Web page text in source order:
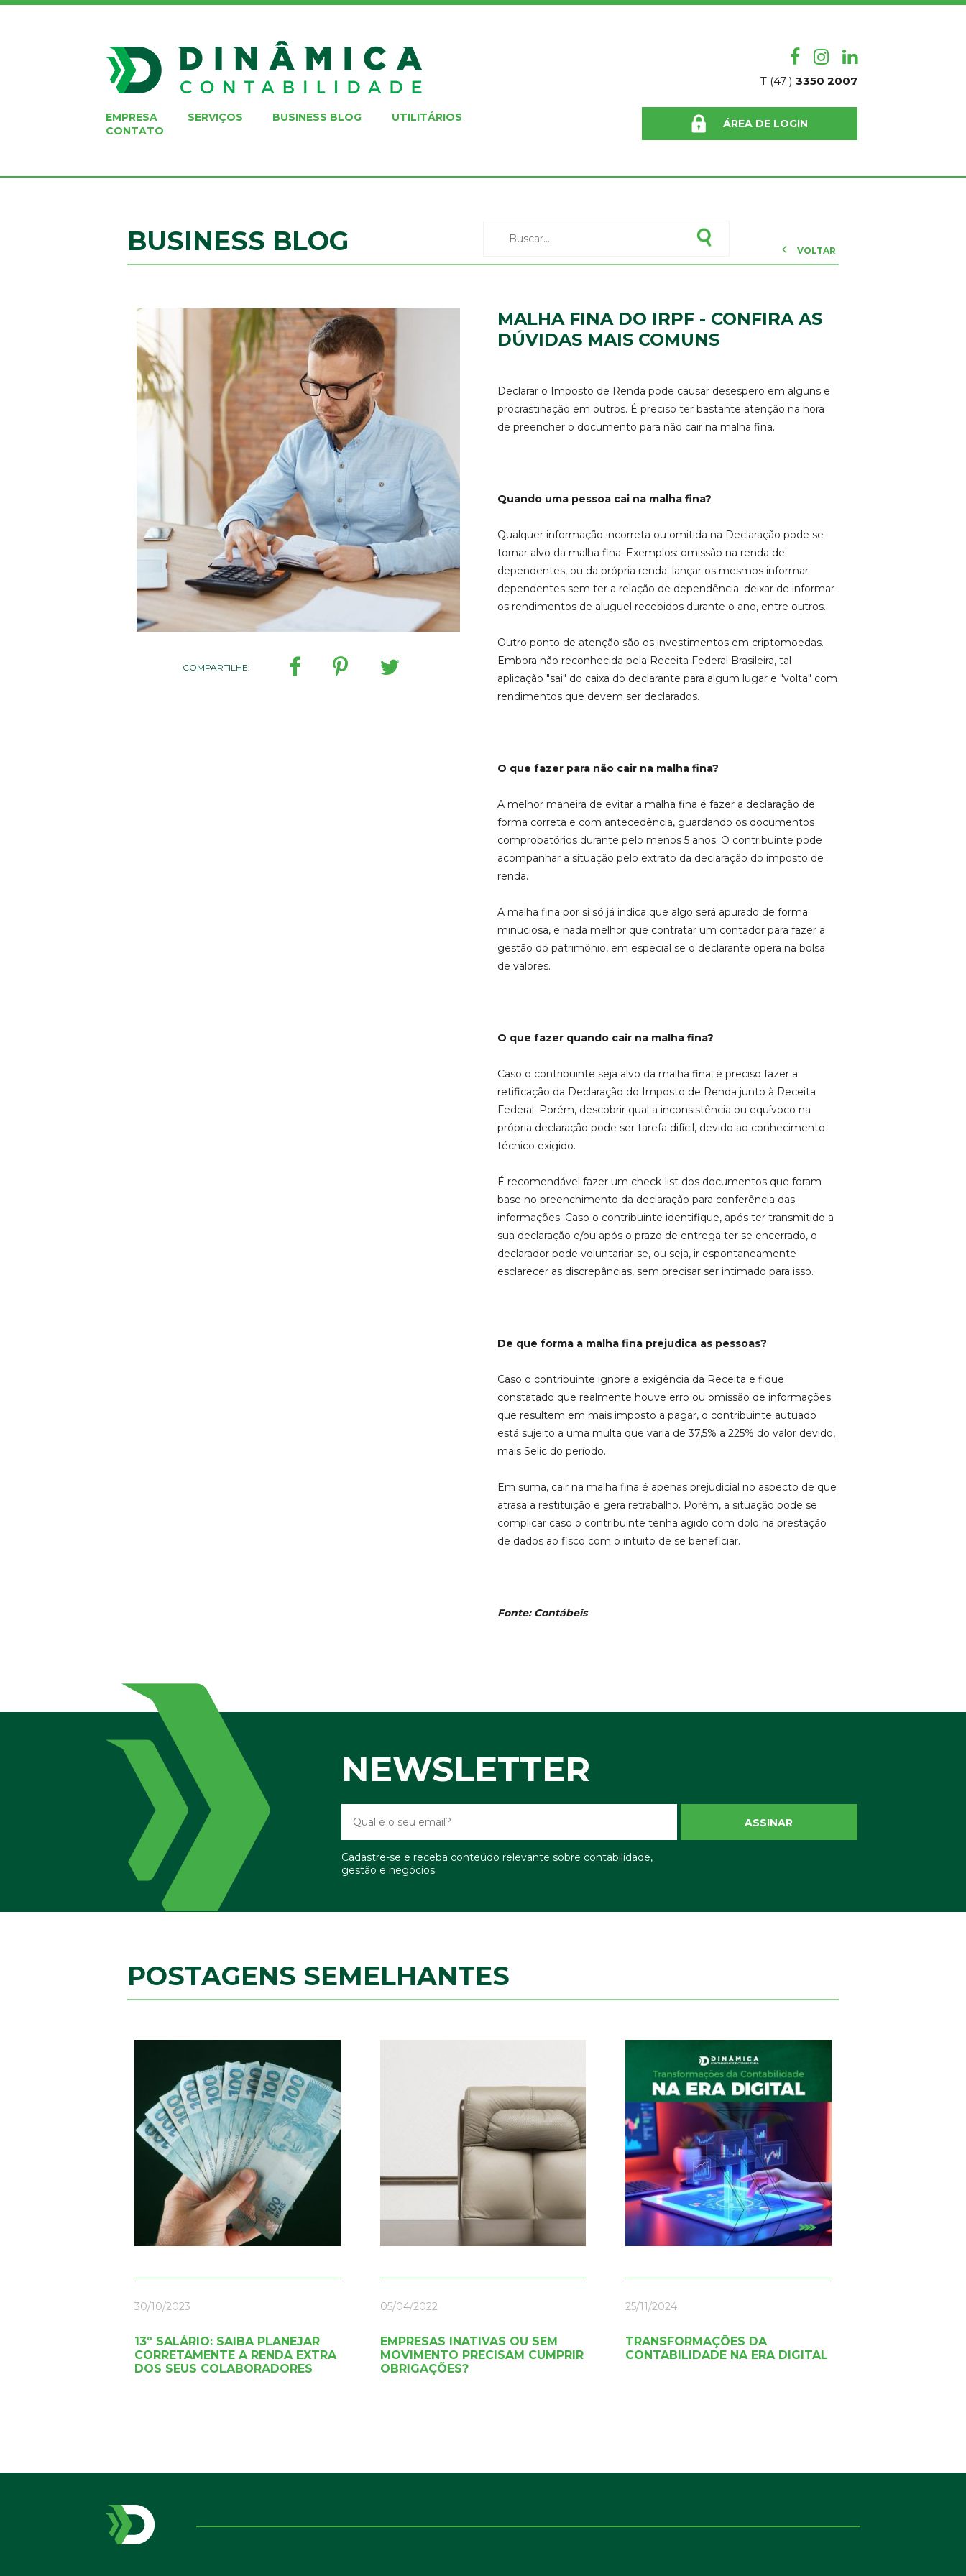
T (47 ) 3350 2007
EMPRESA SERVIÇOS BUSINESS BLOG
UTILITÁRIOS
CONTATO
ÁREA DE LOGIN
BUSINESS BLOG VOLTAR
COMPARTILHE:
MALHA FINA DO IRPF - CONFIRA AS
DÚVIDAS MAIS COMUNS
Declarar o Imposto de Renda pode causar desespero em alguns e
procrastinação em outros. É preciso ter bastante atenção na hora
de preencher o documento para não cair na malha fina.
Quando uma pessoa cai na malha fina?
Qualquer informação incorreta ou omitida na Declaração pode se
tornar alvo da malha fina. Exemplos: omissão na renda de
dependentes, ou da própria renda; lançar os mesmos informar
dependentes sem ter a relação de dependência; deixar de informar
os rendimentos de aluguel recebidos durante o ano, entre outros.
Outro ponto de atenção são os investimentos em criptomoedas.
Embora não reconhecida pela Receita Federal Brasileira, tal
aplicação "sai" do caixa do declarante para algum lugar e "volta" com
rendimentos que devem ser declarados.
O que fazer para não cair na malha fina?
A melhor maneira de evitar a malha fina é fazer a declaração de
forma correta e com antecedência, guardando os documentos
comprobatórios durante pelo menos 5 anos. O contribuinte pode
acompanhar a situação pelo extrato da declaração do imposto de
renda.
A malha fina por si só já indica que algo será apurado de forma
minuciosa, e nada melhor que contratar um contador para fazer a
gestão do patrimônio, em especial se o declarante opera na bolsa
de valores.
O que fazer quando cair na malha fina?
Caso o contribuinte seja alvo da malha fina, é preciso fazer a
retificação da Declaração do Imposto de Renda junto à Receita
Federal. Porém, descobrir qual a inconsistência ou equívoco na
própria declaração pode ser tarefa difícil, devido ao conhecimento
técnico exigido.
É recomendável fazer um check-list dos documentos que foram
base no preenchimento da declaração para conferência das
informações. Caso o contribuinte identifique, após ter transmitido a
sua declaração e/ou após o prazo de entrega ter se encerrado, o
declarador pode voluntariar-se, ou seja, ir espontaneamente
esclarecer as discrepâncias, sem precisar ser intimado para isso.
De que forma a malha fina prejudica as pessoas?
Caso o contribuinte ignore a exigência da Receita e fique
constatado que realmente houve erro ou omissão de informações
que resultem em mais imposto a pagar, o contribuinte autuado
está sujeito a uma multa que varia de 37,5% a 225% do valor devido,
mais Selic do período.
Em suma, cair na malha fina é apenas prejudicial no aspecto de que
atrasa a restituição e gera retrabalho. Porém, a situação pode se
complicar caso o contribuinte tenha agido com dolo na prestação
de dados ao fisco com o intuito de se beneficiar.
Fonte: Contábeis
NEWSLETTER
ASSINAR
Cadastre-se e receba conteúdo relevante sobre contabilidade,
gestão e negócios.
POSTAGENS SEMELHANTES
30/10/2023
13º SALÁRIO: SAIBA PLANEJAR
CORRETAMENTE A RENDA EXTRA
DOS SEUS COLABORADORES
05/04/2022
EMPRESAS INATIVAS OU SEM
MOVIMENTO PRECISAM CUMPRIR
OBRIGAÇÕES?
25/11/2024
TRANSFORMAÇÕES DA
CONTABILIDADE NA ERA DIGITAL